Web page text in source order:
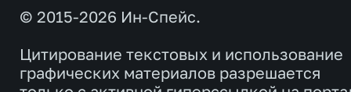
© 2015-2026 Ин-Спейс.
Цитирование текстовых и использование
графических материалов разрешается